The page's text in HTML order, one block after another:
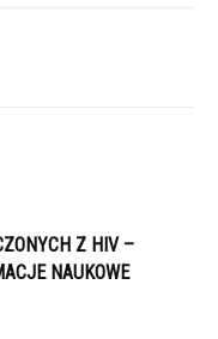
Z HIV –
NAUKOWE